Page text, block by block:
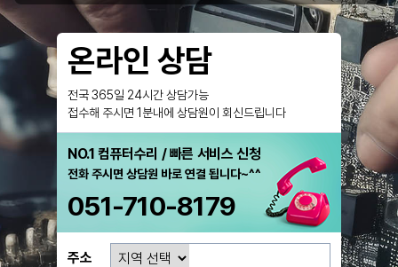
온라인 상담
전국 365일 24시간 상담가능
접수해 주시면 1분내에 상담원이 회신드립니다
NO.1 컴퓨터수리 / 빠른 서비스 신청
전화 주시면 상담원 바로 연결 됩니다~^^
051-710-8179
주소